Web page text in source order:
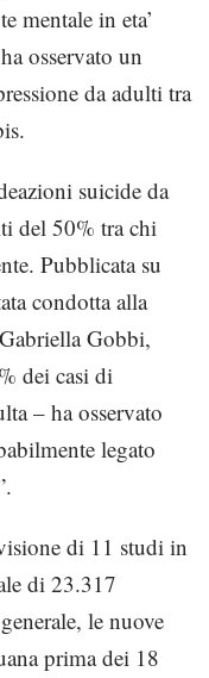
mentale in eta’
osservato un
da adulti tra
suicide da
del 50% tra chi
Pubblicata su
condotta alla
Gobbi,
dei casi di
– ha osservato
legato
di 11 studi in
di 23.317
le nuove
prima dei 18